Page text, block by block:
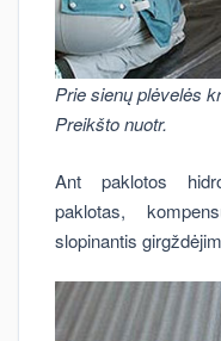
Prie sienų plėvelės
Preikšto nuotr.
Ant paklotos
paklotas,
slopinantis